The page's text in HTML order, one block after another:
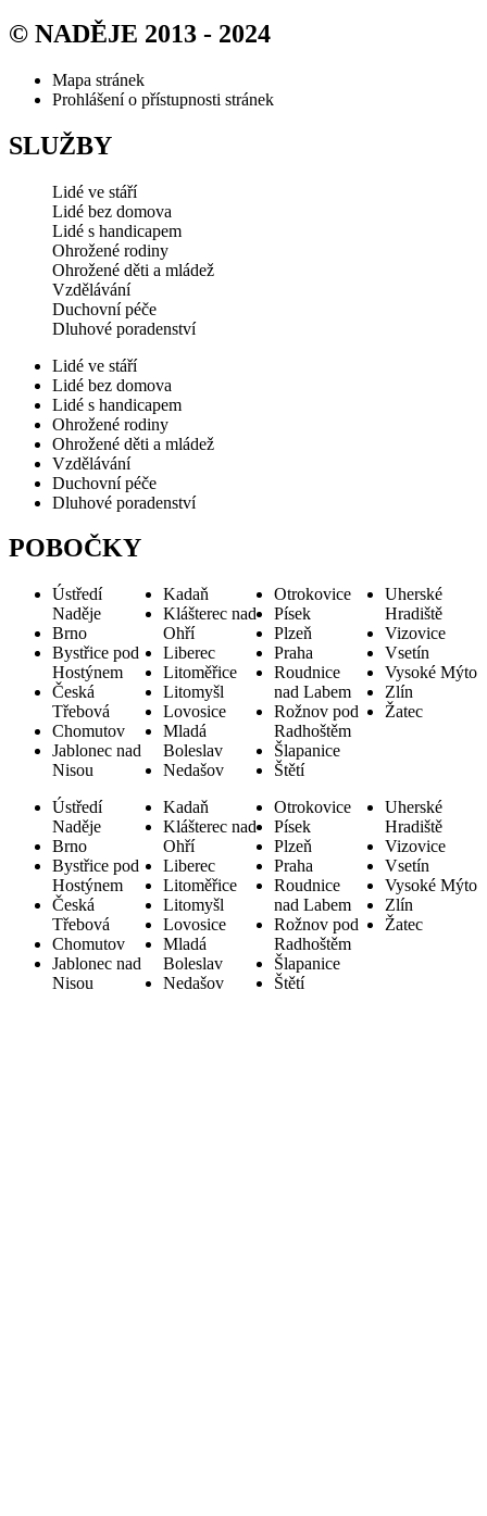
© NADĚJE 2013 - 2024
Mapa stránek
Prohlášení o přístupnosti stránek
SLUŽBY
Lidé ve stáří
Lidé bez domova
Lidé s handicapem
Ohrožené rodiny
Ohrožené děti a mládež
Vzdělávání
Duchovní péče
Dluhové poradenství
Lidé ve stáří
Lidé bez domova
Lidé s handicapem
Ohrožené rodiny
Ohrožené děti a mládež
Vzdělávání
Duchovní péče
Dluhové poradenství
POBOČKY
Ústředí
Naděje
Brno
Bystřice pod
Hostýnem
Česká
Třebová
Chomutov
Jablonec nad
Nisou
Kadaň
Klášterec nad
Ohří
Liberec
Litoměřice
Litomyšl
Lovosice
Mladá
Boleslav
Nedašov
Otrokovice
Písek
Plzeň
Praha
Roudnice
nad Labem
Rožnov pod
Radhoštěm
Šlapanice
Štětí
Uherské
Hradiště
Vizovice
Vsetín
Vysoké Mýto
Zlín
Žatec
Ústředí
Naděje
Brno
Bystřice pod
Hostýnem
Česká
Třebová
Chomutov
Jablonec nad
Nisou
Kadaň
Klášterec nad
Ohří
Liberec
Litoměřice
Litomyšl
Lovosice
Mladá
Boleslav
Nedašov
Otrokovice
Písek
Plzeň
Praha
Roudnice
nad Labem
Rožnov pod
Radhoštěm
Šlapanice
Štětí
Uherské
Hradiště
Vizovice
Vsetín
Vysoké Mýto
Zlín
Žatec